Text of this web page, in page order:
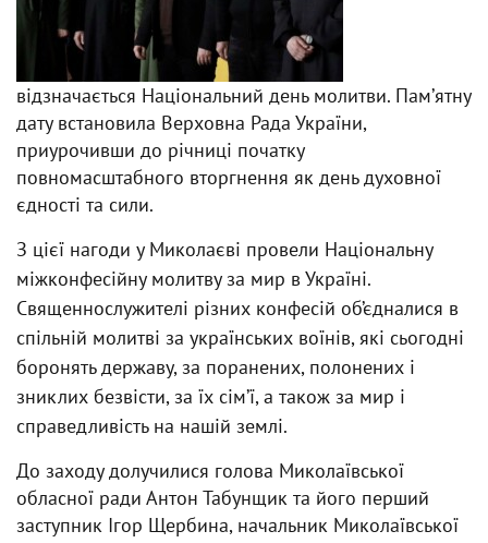
відзначається Національний день молитви. Памʼятну
дату встановила Верховна Рада України,
приурочивши до річниці початку
повномасштабного вторгнення як день духовної
єдності та сили.
З цієї нагоди у Миколаєві провели Національну
міжконфесійну молитву за мир в Україні.
Священнослужителі різних конфесій об’єдналися в
спільній молитві за українських воїнів, які сьогодні
боронять державу, за поранених, полонених і
зниклих безвісти, за їх сімʼї, а також за мир і
справедливість на нашій землі.
До заходу долучилися голова Миколаївської
обласної ради Антон Табунщик та його перший
заступник Ігор Щербина, начальник Миколаївської